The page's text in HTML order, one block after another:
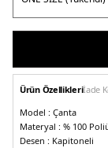
Ürün Özellikleriİade
Model : Çanta
Materyal : % 100
Desen : Kapitoneli